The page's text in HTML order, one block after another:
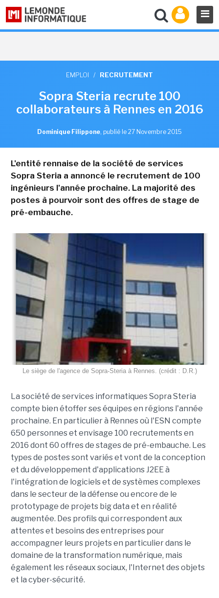
EMPLOI / RECRUTEMENT
Sopra Steria recrute 100
collaborateurs à Rennes en 2016
Dominique Filippone, publié le 27 Novembre 2015
L'entité rennaise de la société de services
Sopra Steria a annoncé le recrutement de 100
ingénieurs l'année prochaine. La majorité des
postes à pourvoir sont des offres de stage de
pré-embauche.
Le siège de l'agence de Sopra-Steria à Rennes. (crédit : D.R.)
La société de services informatiques Sopra Steria
compte bien étoffer ses équipes en régions l'année
prochaine. En particulier à Rennes où l'ESN compte
650 personnes et envisage 100 recrutements en
2016 dont 60 offres de stages de pré-embauche. Les
types de postes sont variés et vont de la conception
et du développement d'applications J2EE à
l'intégration de logiciels et de systèmes complexes
dans le secteur de la défense ou encore de le
prototypage de projets big data et en réalité
augmentée. Des profils qui correspondent aux
attentes et besoins des entreprises pour
accompagner leurs projets en particulier dans le
domaine de la transformation numérique, mais
également les réseaux sociaux, l'Internet des objets
et la cyber-sécurité.